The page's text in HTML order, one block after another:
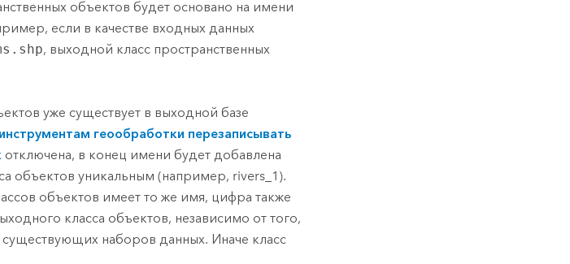
объектов будет основано на имени
если в качестве входных данных
, выходной класс пространственных
уже существует в выходной базе
геообработки перезаписывать
отключена, в конец имени будет добавлена
объектов уникальным (например, rivers_1).
объектов имеет то же имя, цифра также
класса объектов, независимо от того,
наборов данных. Иначе класс